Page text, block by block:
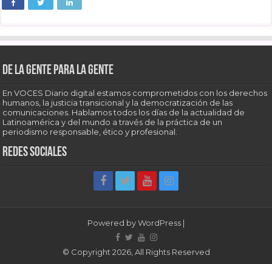
De la gente para la gente
En VOCES Diario digital estamos comprometidos con los derechos
humanos, la justicia transicional y la democratización de las
comunicaciones. Hablamos todos los días de la actualidad de
Latinoamérica y del mundo a través de la práctica de un
periodismo responsable, ético y profesional.
Redes sociales
Powered byWordPress |
© Copyright 2026, All Rights Reserved